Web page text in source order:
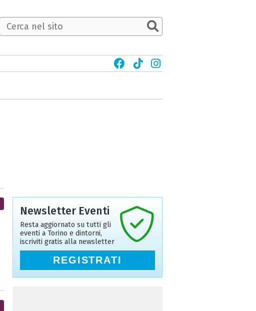
Newsletter Eventi
Resta aggiornato su tutti gli
eventi a Torino e dintorni,
iscriviti gratis alla newsletter
REGISTRATI